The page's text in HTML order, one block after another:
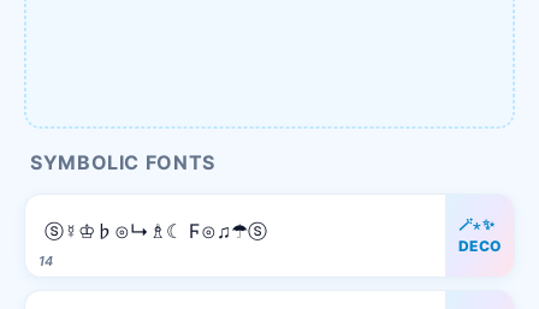
SYMBOLIC FONTS
14
ⓢ☿♔♭⊙↳♗☾ Ϝ⊙♫☂ⓢ
🪄⋆✨
DECO